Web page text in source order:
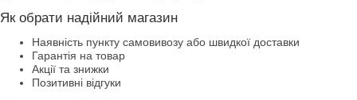
Як обрати надійний магазин
Наявність пункту самовивозу або швидкої доставки
Гарантія на товар
Акції та знижки
Позитивні відгуки